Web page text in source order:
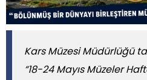
Kars Müzesi Müdürlüğü
“18-24 Mayıs Müzeler